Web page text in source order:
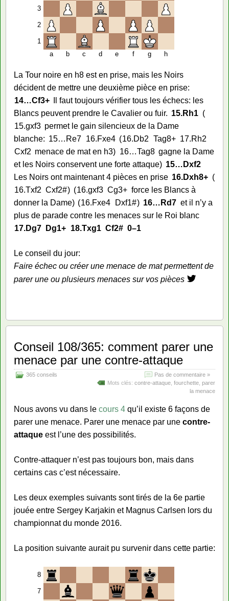
3
2
1
a
b c d e f g h
La Tour noire en h8 est en prise, mais les Noirs
décident de mettre une deuxième pièce en prise:
14…Cf3+
Il faut toujours vérifier tous les échecs: les
Blancs peuvent prendre le Cavalier ou fuir. 15.Rh1
15.gxf3 permet le gain silencieux de la Dame
blanche: 15… Re7 16.Fxe4 16.Db2 Tag8+ 17.Rh2
Cxf2 menace de mat en h3 16…Tag8 gagne la Dame
et les Noirs conservent une forte attaque
15… Dxf2
Les Noirs ont maintenant 4 pièces en prise 16.Dxh8+
16.Txf2 Cxf2# 16.gxf3 Cg3+ force les Blancs à
donner la Dame
16.Fxe4 Dxf1# 16… Rd7 et il n’y a
plus de parade contre les menaces sur le Roi blanc
17.Dg7 Dg1+ 18.Txg1 Cf2# 0–1
Le conseil du jour:
Faire échec ou créer une menace de mat permettent de
parer une ou plusieurs menaces sur vos pièces
Conseil 108/365: comment parer une
menace par une contre-attaque
365 conseils
Pas de commentaire »
Mots clés: contre-attaque fourchette parer
la menace
Nous avons vu dans le cours 4 qu’il existe 6 façons de
parer une menace. Parer une menace par une contre-
attaque est l’une des possibilités.
Contre-attaquer n’est pas toujours bon, mais dans
certains cas c’est nécessaire.
Les deux exemples suivants sont tirés de la 6e partie
jouée entre Sergey Karjakin et Magnus Carlsen lors du
championnat du monde 2016.
La position suivante aurait pu survenir dans cette partie:
8
7